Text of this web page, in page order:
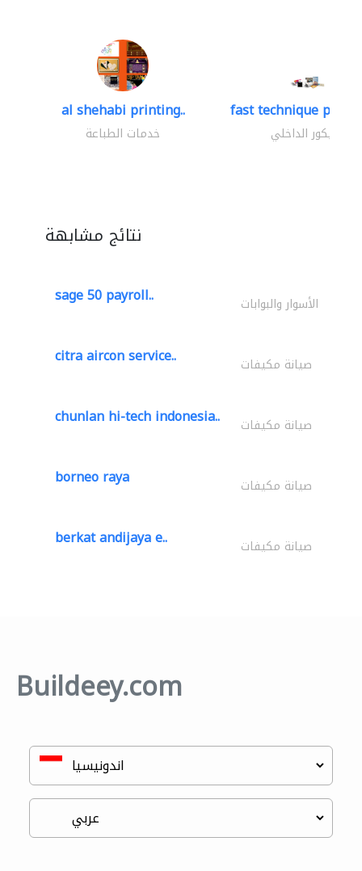
al shehabi printing..
خدمات الطباعة
fast technique pre-
الديكور الداخلي
نتائج مشابهة
sage 50 payroll.. الأسوار والبوابات
citra aircon service.. صيانة مكيفات
chunlan hi-tech indonesia.. صيانة مكيفات
borneo raya صيانة مكيفات
berkat andijaya e.. صيانة مكيفات
Buildeey.com